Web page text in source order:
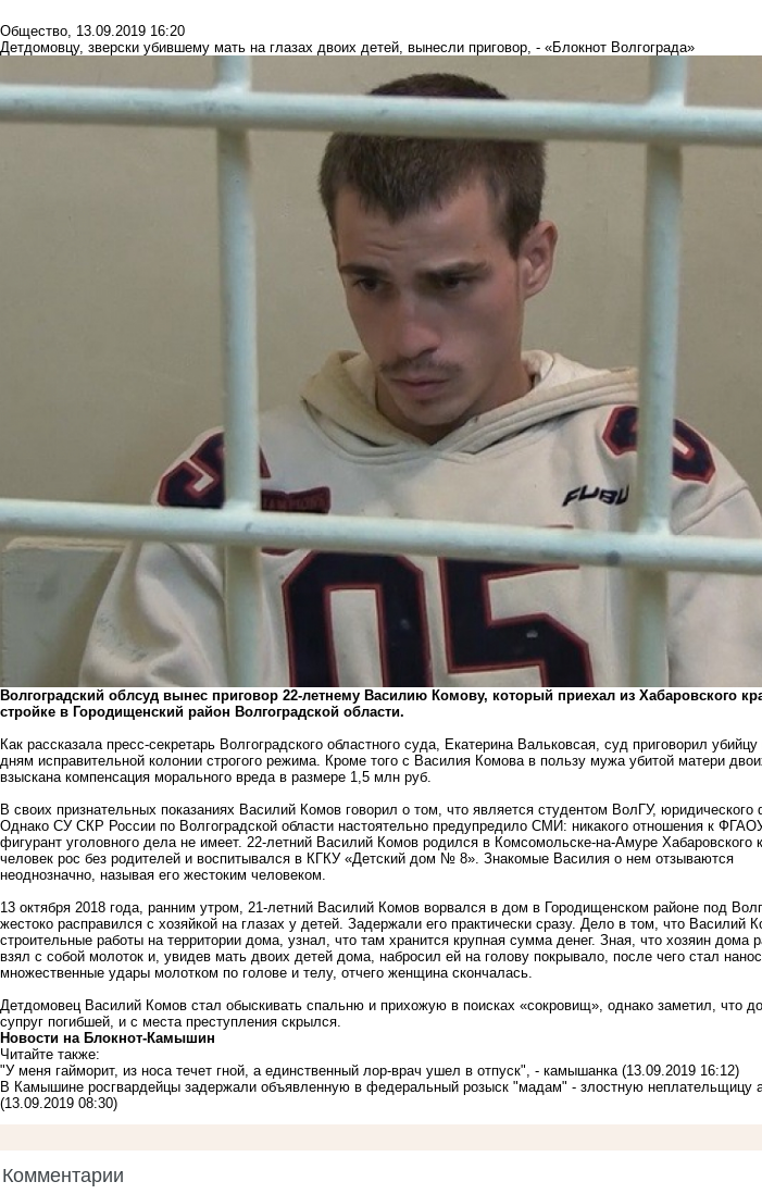
Общество, 13.09.2019 16:20
Детдомовцу, зверски убившему мать на глазах двоих детей, вынесли приговор, - «Блокнот Волгограда»
Волгоградский облсуд вынес приговор 22-летнему Василию Комову, который приехал из Хабаровского
стройке в Городищенский район Волгоградской области.
Как рассказала пресс-секретарь Волгоградского областного суда, Екатерина Вальковсая, суд приговорил
дням исправительной колонии строгого режима. Кроме того с Василия Комова в пользу мужа убитой матери
взыскана компенсация морального вреда в размере 1,5 млн руб.
В своих признательных показаниях Василий Комов говорил о том, что является студентом ВолГУ, юридического
Однако СУ СКР России по Волгоградской области настоятельно предупредило СМИ: никакого отношения к
фигурант уголовного дела не имеет. 22-летний Василий Комов родился в Комсомольске-на-Амуре Хабаровского
человек рос без родителей и воспитывался в КГКУ «Детский дом № 8». Знакомые Василия о нем отзываются
неоднозначно, называя его жестоким человеком.
13 октября 2018 года, ранним утром, 21-летний Василий Комов ворвался в дом в Городищенском районе под
жестоко расправился с хозяйкой на глазах у детей. Задержали его практически сразу. Дело в том, что Василий
строительные работы на территории дома, узнал, что там хранится крупная сумма денег. Зная, что хозяин дома
взял с собой молоток и, увидев мать двоих детей дома, набросил ей на голову покрывало, после чего стал
множественные удары молотком по голове и телу, отчего женщина скончалась.
Детдомовец Василий Комов стал обыскивать спальню и прихожую в поисках «сокровищ», однако заметил, что
супруг погибшей, и с места преступления скрылся.
Новости на Блoкнoт-Камышин
Читайте также:
"У меня гайморит, из носа течет гной, а единственный лор-врач ушел в отпуск", - камышанка (13.09.2019 16:12)
В Камышине росгвардейцы задержали объявленную в федеральный розыск "мадам" - злостную неплательщицу
(13.09.2019 08:30)
Комментарии